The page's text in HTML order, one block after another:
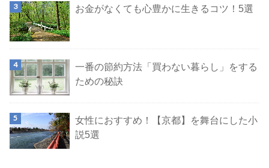
お金がなくても心豊かに生きるコツ！5選
一番の節約方法「買わない暮らし」をする
ための秘訣
女性におすすめ！【京都】を舞台にした小
説5選